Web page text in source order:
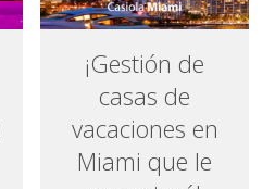
¡Gestión de
casas de
vacaciones en
Miami que le